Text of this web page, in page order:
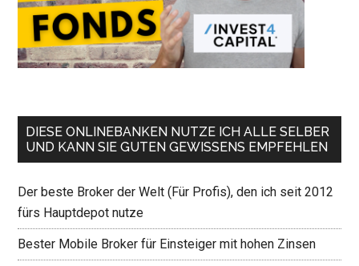
DIESE ONLINEBANKEN NUTZE ICH ALLE SELBER
UND KANN SIE GUTEN GEWISSENS EMPFEHLEN
Der beste Broker der Welt (Für Profis), den ich seit 2012
fürs Hauptdepot nutze
Bester Mobile Broker für Einsteiger mit hohen Zinsen